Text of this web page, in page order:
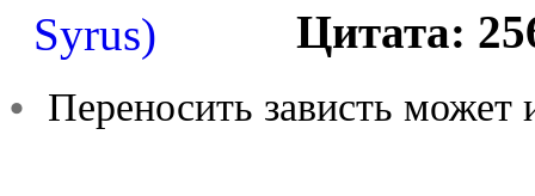
Цитата:
• Переносить зависть